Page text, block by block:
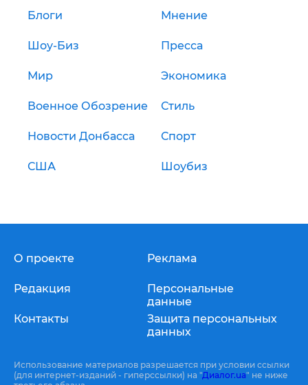
Блоги Мнение
Шоу-Биз Пресса
Мир Экономика
Военное Обозрение Стиль
Новости Донбасса Спорт
США Шоубиз
О проекте
Редакция
Контакты
Реклама
Персональные
данные
Защита персональных
данных
Использование материалов разрешается при условии ссылки
(для интернет-изданий - гиперссылки) на "Диалог.ua" не ниже